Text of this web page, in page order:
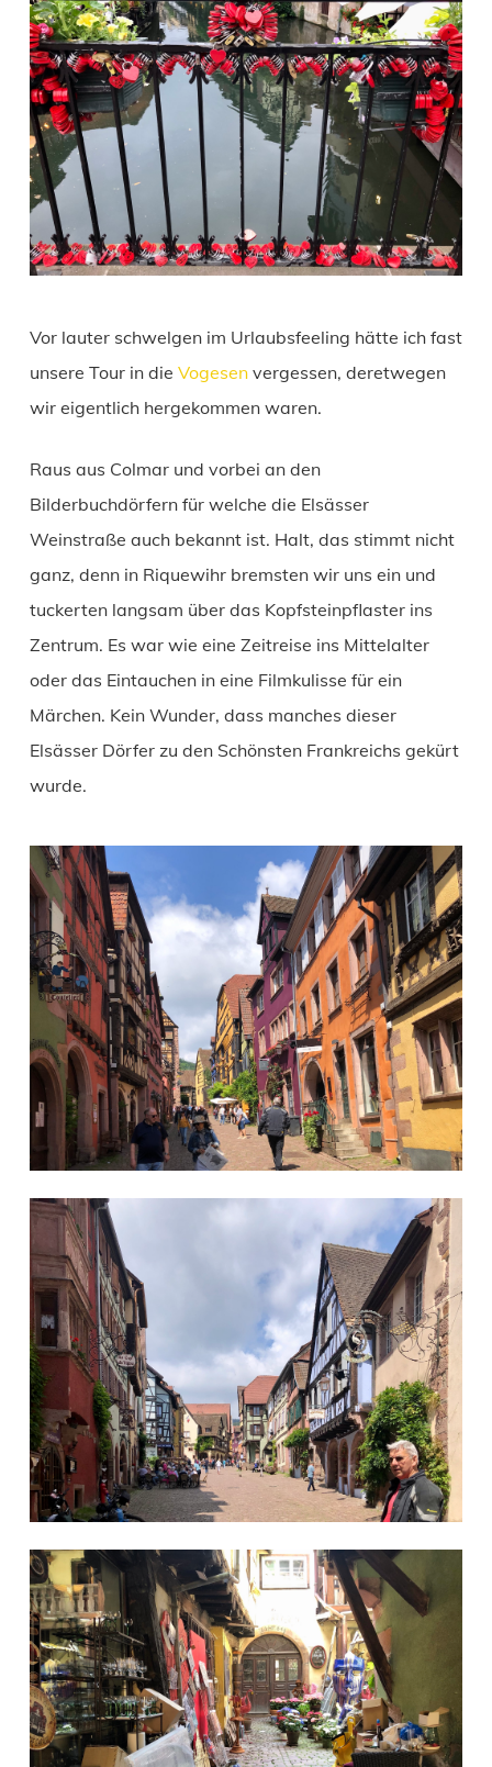
Vor lauter schwelgen im Urlaubsfeeling hätte ich fast
unsere Tour in die Vogesenvergessen, deretwegen
wir eigentlich hergekommen waren.
Raus aus Colmar und vorbei an den
Bilderbuchdörfern für welche die Elsässer
Weinstraße auch bekannt ist. Halt, das stimmt nicht
ganz, denn in Riquewihr bremsten wir uns ein und
tuckerten langsam über das Kopfsteinpflaster ins
Zentrum. Es war wie eine Zeitreise ins Mittelalter
oder das Eintauchen in eine Filmkulisse für ein
Märchen. Kein Wunder, dass manches dieser
Elsässer Dörfer zu den Schönsten Frankreichs gekürt
wurde.